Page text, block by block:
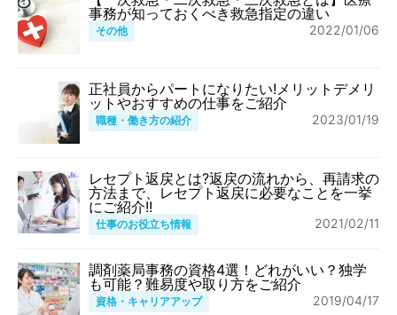
事務が知っておくべき救急指定の違い
その他 2022/01/06
正社員からパートになりたい!メリットデメリ
ットやおすすめの仕事をご紹介
職種・働き方の紹介 2023/01/19
レセプト返戻とは?返戻の流れから、再請求の
方法まで、レセプト返戻に必要なことを一挙
にご紹介!!
仕事のお役立ち情報 2021/02/11
調剤薬局事務の資格4選！どれがいい？独学
も可能？難易度や取り方をご紹介
資格・キャリアアップ 2019/04/17